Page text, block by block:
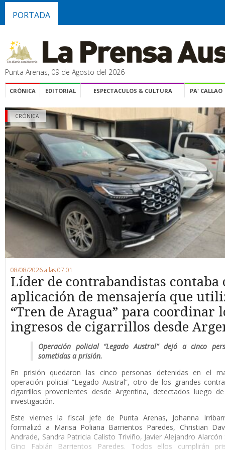
PORTADA
Punta Arenas, 09 de Agosto del 2026
CRÓNICA EDITORIAL ESPECTACULOS & CULTURA PA' CALLAO
CRÓNICA
08/08/2026 a las 07:01
Líder de contrabandistas contaba
aplicación de mensajería que
“Tren de Aragua” para coordinar
ingresos de cigarrillos desde
Operación policial “Legado Austral” dejó a cinco
sometidas a prisión.
En prisión quedaron las cinco personas detenidas en el
operación policial “Legado Austral”, otro de los grandes
cigarrillos provenientes desde Argentina, detectados luego
investigación.
Este viernes la fiscal jefe de Punta Arenas, Johanna
formalizó a Marisa Poliana Barrientos Paredes, Christian
Andrade, Sandra Patricia Calisto Triviño, Javier Alejandro Alarcón
Gino Fabián Barrientos Paredes. Todos ellos cumplirán